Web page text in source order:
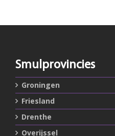
Smulprovincies
Groningen
Friesland
Drenthe
Overijssel